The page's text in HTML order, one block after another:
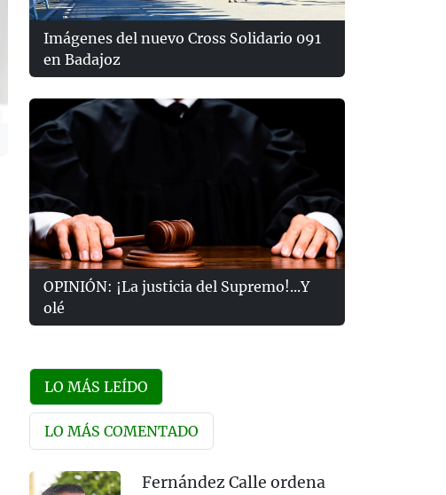
Imágenes del nuevo Cross Solidario 091
en Badajoz
OPINIÓN: ¡La justicia del Supremo!...Y
olé
LO MÁS LEÍDO
LO MÁS COMENTADO
Fernández Calle ordena